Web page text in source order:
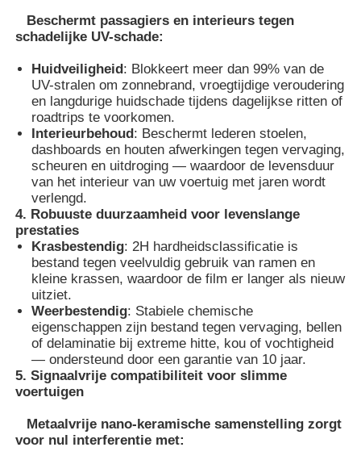
Smart pdlc glas
PNLC-film
Gelaagde glazen PVB-tussenlaag
Thermochromische PVB-folie
Beschermt passagiers en interieurs tegen
schadelijke UV-schade:
Huidveiligheid : Blokkeert meer dan 99% van de
UV-stralen om zonnebrand, vroegtijdige veroudering
en langdurige huidschade tijdens dagelijkse ritten of
roadtrips te voorkomen.
Interieurbehoud : Beschermt lederen stoelen,
dashboards en houten afwerkingen tegen vervaging,
scheuren en uitdroging — waardoor de levensduur
van het interieur van uw voertuig met jaren wordt
verlengd.
4. Robuuste duurzaamheid voor levenslange
prestaties
Krasbestendig: 2H hardheidsclassificatie is
bestand tegen veelvuldig gebruik van ramen en
kleine krassen, waardoor de film er langer als nieuw
uitziet.
Weerbestendig: Stabiele chemische
eigenschappen zijn bestand tegen vervaging, bellen
of delaminatie bij extreme hitte, kou of vochtigheid
— ondersteund door een garantie van 10 jaar.
5. Signaalvrije compatibiliteit voor slimme
voertuigen
Metaalvrije nano-keramische samenstelling zorgt
voor nul interferentie met: